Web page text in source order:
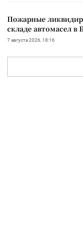
Пожарные
складе автомасел в
7 августа 2026, 18:16